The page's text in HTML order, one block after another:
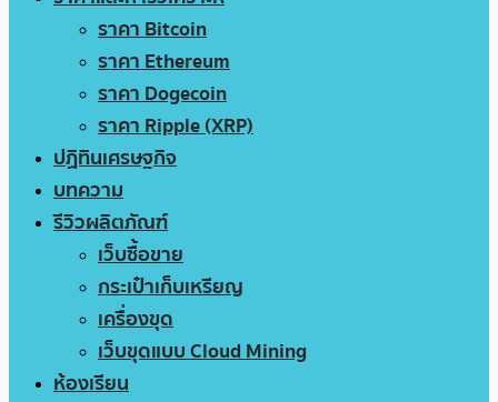
ราคา Bitcoin
ราคา Ethereum
ราคา Dogecoin
ราคา Ripple (XRP)
ปฏิทินเศรษฐกิจ
บทความ
รีวิวผลิตภัณฑ์
เว็บซื้อขาย
กระเป๋าเก็บเหรียญ
เครื่องขุด
เว็บขุดแบบ Cloud Mining
ห้องเรียน